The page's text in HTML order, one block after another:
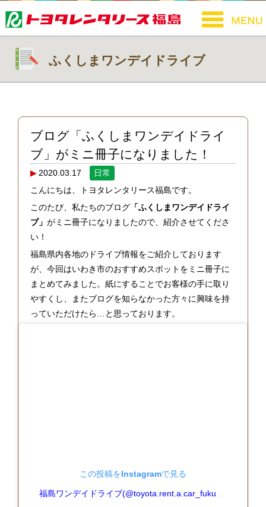
ふくしまワンデイドライブ
ブログ「ふくしまワンデイドライ
ブ」がミニ冊子になりました！
2020.03.17
日常
こんにちは、トヨタレンタリース福島です。
このたび、私たちのブログ「ふくしまワンデイドライ
ブ」 がミニ冊子になりましたので、紹介させてくださ
い！
福島県内各地のドライブ情報をご紹介しております
が、今回はいわき市のおすすめスポットをミニ冊子に
まとめてみました。紙にすることでお客様の手に取り
やすくし、またブログを知らなかった方々に興味を持
っていただけたら…と思っております。
この投稿をInstagramで見る